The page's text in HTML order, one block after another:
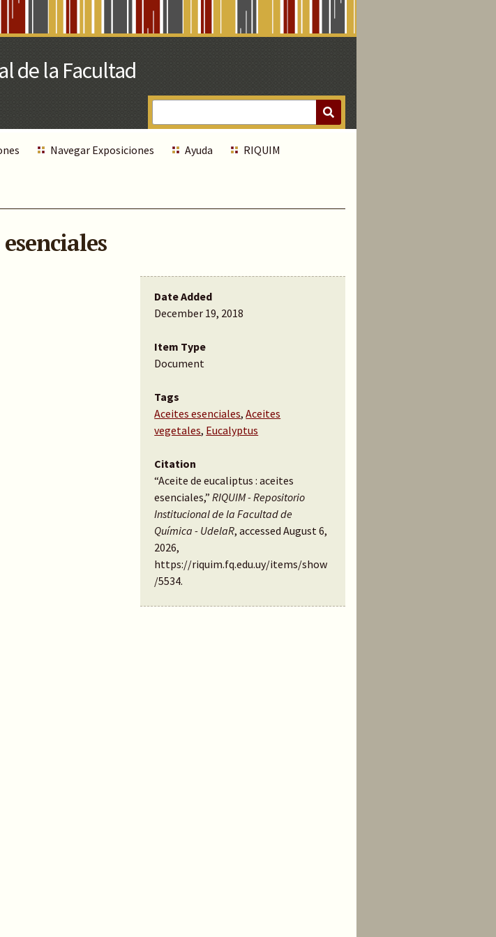
Navegar Exposiciones Ayuda RIQUIM
Date Added
December 19, 2018
Item Type
Document
Tags
Aceites esenciales,Aceites
vegetales, Eucalyptus
Citation
“Aceite de eucaliptus : aceites
esenciales,”RIQUIM - Repositorio
Institucional de la Facultad de
Química - UdelaR, accessed August 6,
2026,
https://riquim.fq.edu.uy/items/show
/5534.